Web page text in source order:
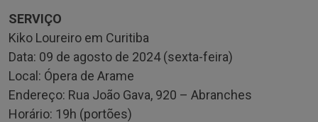
SERVIÇO
Kiko Loureiro em Curitiba
Data: 09 de agosto de 2024 (sexta-feira)
Local: Ópera de Arame
Endereço: Rua João Gava, 920 – Abranches
Horário: 19h (portões)